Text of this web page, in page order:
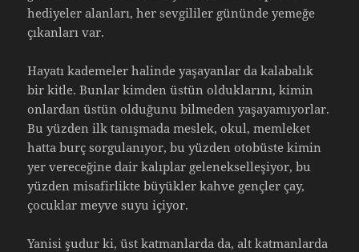
hediyeler alanları, her sevgililer gününde yemeğe
çıkanları var.
Hayatı kademeler halinde yaşayanlar da kalabalık
bir kitle. Bunlar kimden üstün olduklarını, kimin
onlardan üstün olduğunu bilmeden yaşayamıyorlar.
Bu yüzden ilk tanışmada meslek, okul, memleket
hatta burç sorgulanıyor, bu yüzden otobüste kimin
yer vereceğine dair kalıplar gelenekselleşiyor, bu
yüzden misafirlikte büyükler kahve gençler çay,
çocuklar meyve suyu içiyor.
Yanisi şudur ki, üst katmanlarda da, alt katmanlarda